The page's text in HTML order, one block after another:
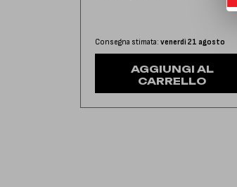
Consegna stimata: venerdì 21 agosto
AGGIUNGI AL
CARRELLO